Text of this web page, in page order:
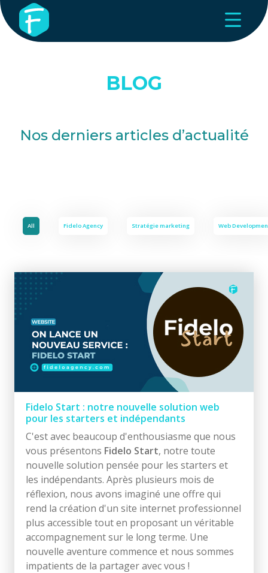
BLOG
Nos derniers articles d’actualité
All Fidelo Agency Stratégie marketing Web
Fidelo Start : notre nouvelle solution web
pour les starters et indépendants
C'est avec beaucoup d'enthousiasme que nous
vous présentons Fidelo Start, notre toute
nouvelle solution pensée pour les starters et
les indépendants. Après plusieurs mois de
réflexion, nous avons imaginé une offre qui
rend la création d'un site internet professionnel
plus accessible tout en proposant un véritable
accompagnement sur le long terme. Une
nouvelle aventure commence et nous sommes
impatients de la partager avec vous !